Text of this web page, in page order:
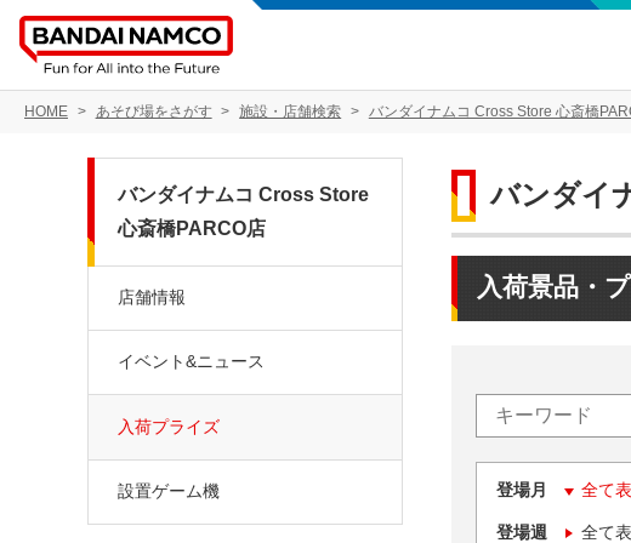
HOME あそび場をさがす 施設・店舗検索 バンダイナムコ Cross Store 心斎橋
バンダイ
入荷景品・
登場月 全て
登場週 全て
バンダイナムコ Cross Store
心斎橋PARCO店
店舗情報
イベント&ニュース
入荷プライズ
設置ゲーム機